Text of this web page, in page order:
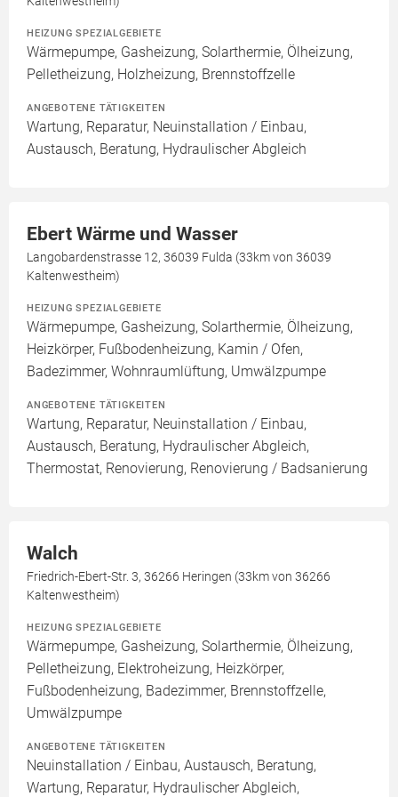
HEIZUNG SPEZIALGEBIETE
Wärmepumpe, Gasheizung, Solarthermie, Ölheizung,
Pelletheizung, Holzheizung, Brennstoffzelle
ANGEBOTENE TÄTIGKEITEN
Wartung, Reparatur, Neuinstallation / Einbau,
Austausch, Beratung, Hydraulischer Abgleich
Ebert Wärme und Wasser
Langobardenstrasse 12, 36039 Fulda (33km von 36039
Kaltenwestheim)
HEIZUNG SPEZIALGEBIETE
Wärmepumpe, Gasheizung, Solarthermie, Ölheizung,
Heizkörper, Fußbodenheizung, Kamin / Ofen,
Badezimmer, Wohnraumlüftung, Umwälzpumpe
ANGEBOTENE TÄTIGKEITEN
Wartung, Reparatur, Neuinstallation / Einbau,
Austausch, Beratung, Hydraulischer Abgleich,
Thermostat, Renovierung, Renovierung / Badsanierung
Walch
Friedrich-Ebert-Str. 3, 36266 Heringen (33km von 36266
Kaltenwestheim)
HEIZUNG SPEZIALGEBIETE
Wärmepumpe, Gasheizung, Solarthermie, Ölheizung,
Pelletheizung, Elektroheizung, Heizkörper,
Fußbodenheizung, Badezimmer, Brennstoffzelle,
Umwälzpumpe
ANGEBOTENE TÄTIGKEITEN
Neuinstallation / Einbau, Austausch, Beratung,
Wartung, Reparatur, Hydraulischer Abgleich,